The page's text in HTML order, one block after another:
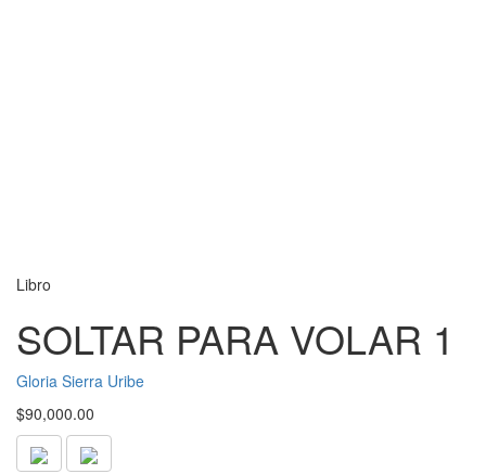
Libro
SOLTAR PARA VOLAR 1
Gloria Sierra Uribe
$90,000.00